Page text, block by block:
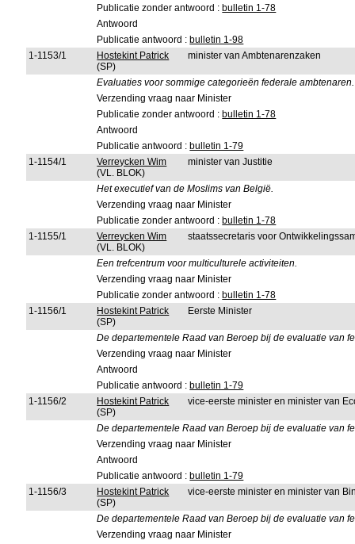
Publicatie zonder antwoord : bulletin 1-78
Antwoord
Publicatie antwoord : bulletin 1-98
1-1153/1
Hostekint Patrick
(SP)
minister van Ambtenarenzaken
Evaluaties voor sommige categorieën federale ambtenaren.
Verzending vraag naar Minister
Publicatie zonder antwoord : bulletin 1-78
Antwoord
Publicatie antwoord : bulletin 1-79
1-1154/1
Verreycken Wim
(VL. BLOK)
minister van Justitie
Het executief van de Moslims van België.
Verzending vraag naar Minister
Publicatie zonder antwoord : bulletin 1-78
1-1155/1
Verreycken Wim
(VL. BLOK)
staatssecretaris voor
Een trefcentrum voor multiculturele activiteiten.
Verzending vraag naar Minister
Publicatie zonder antwoord : bulletin 1-78
1-1156/1
Hostekint Patrick
(SP)
Eerste Minister
De departementele Raad van Beroep bij de evaluatie van
Verzending vraag naar Minister
Antwoord
Publicatie antwoord : bulletin 1-79
1-1156/2
Hostekint Patrick
(SP)
vice-eerste minister en minister van
De departementele Raad van Beroep bij de evaluatie van
Verzending vraag naar Minister
Antwoord
Publicatie antwoord : bulletin 1-79
1-1156/3
Hostekint Patrick
(SP)
vice-eerste minister en minister van
De departementele Raad van Beroep bij de evaluatie van
Verzending vraag naar Minister